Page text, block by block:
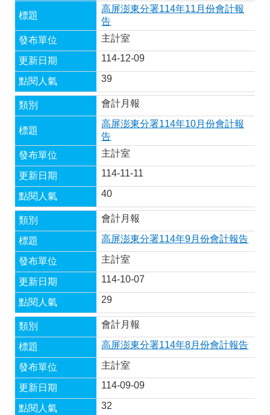
高屏澎東分署114年11月份會計報
告
主計室
114-12-09
39
會計月報
高屏澎東分署114年10月份會計報
告
主計室
114-11-11
40
會計月報
高屏澎東分署114年9月份會計報告
主計室
114-10-07
29
會計月報
高屏澎東分署114年8月份會計報告
主計室
114-09-09
32